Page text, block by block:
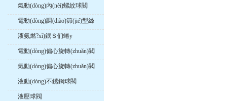
氣動(dòng)內(nèi)螺紋球閥
電動(dòng)調(diào)節(jié)型絲
口球閥
液氨燃?xì)鈱Ｓ们蜷y
電動(dòng)偏心旋轉(zhuǎn)閥
氣動(dòng)偏心旋轉(zhuǎn)閥
液動(dòng)不銹鋼球閥
液壓球閥